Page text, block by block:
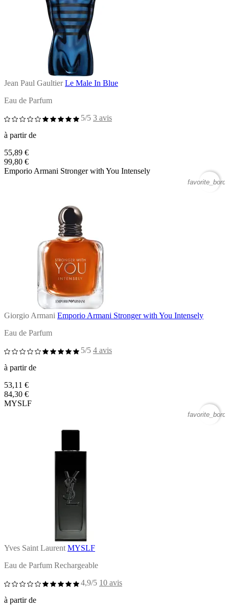
Jean Paul Gaultier Le Male In Blue
Eau de Parfum
5/5 3 avis
à partir de
55,89 €
99,80 €
Emporio Armani Stronger with You Intensely
Giorgio Armani Emporio Armani Stronger with You Intensely
Eau de Parfum
5/5 4 avis
à partir de
53,11 €
84,30 €
MYSLF
Yves Saint Laurent MYSLF
Eau de Parfum Rechargeable
4,9/5 10 avis
à partir de